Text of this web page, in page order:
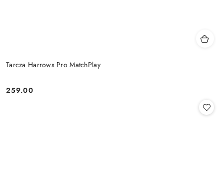
Tarcza Harrows Pro MatchPlay
Cena:
259.00